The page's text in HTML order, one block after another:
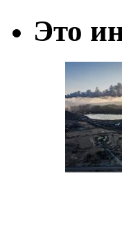
Это